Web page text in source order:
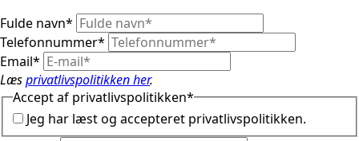
Fulde navn*
Telefonnummer*
Email*
Læsprivatlivspolitikken her.
Accept af privatlivspolitikken*
Jeg har læst og accepteret privatlivspolitikken.